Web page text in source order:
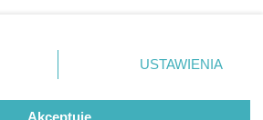
się w lewym dolnym rogu strony
przetwarzania danych nie wymagają
ale masz prawo sprzeciwić się
Preferencje będą miały
USTAWIENIA
Akceptuję